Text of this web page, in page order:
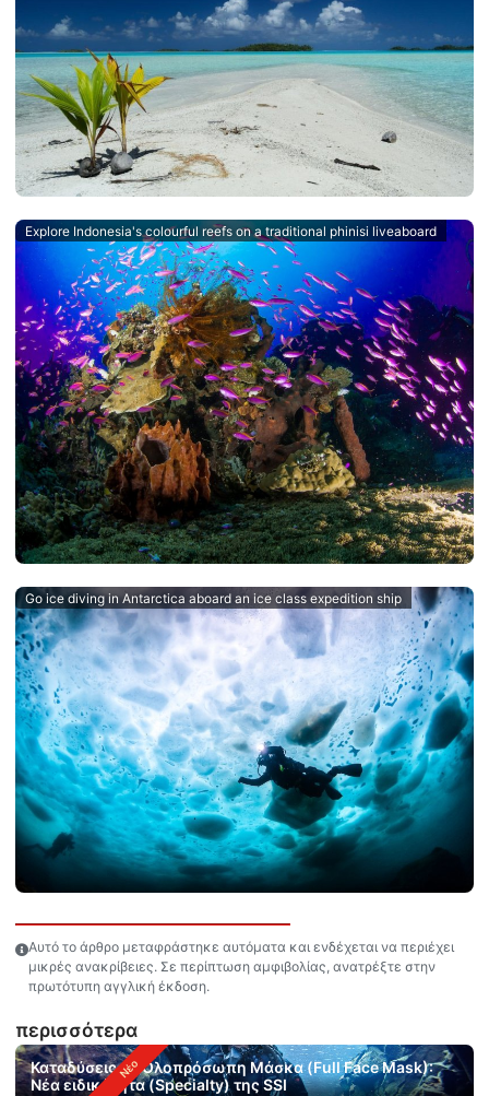
Explore Indonesia's colourful reefs on a traditional phinisi liveaboard
Go ice diving in Antarctica aboard an ice class expedition ship
Αυτό το άρθρο μεταφράστηκε αυτόματα και ενδέχεται να περιέχει
μικρές ανακρίβειες. Σε περίπτωση αμφιβολίας, ανατρέξτε στην
πρωτότυπη αγγλική έκδοση.
περισσότερα
Καταδύσεις με Ολοπρόσωπη Μάσκα (Full Face Mask):
Νέα ειδικότητα (Specialty) της SSI